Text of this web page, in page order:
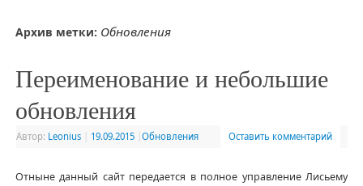
Архив метки: Обновления
Переименование и небольшие
обновления
Автор: Leonius 19.09.2015 Обновления Оставить комментарий
Отныне данный сайт передается в полное управление Лисьему